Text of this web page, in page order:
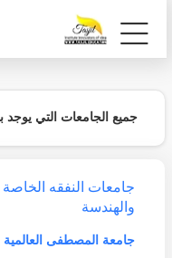
جميع الجامعات التي
جامعات النفقه الخاصة
والهندسة
جامعة المصطفى العالمية 2026-2025